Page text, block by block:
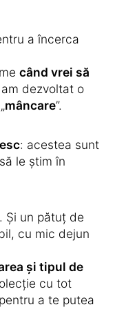
a încerca
când vrei să
am dezvoltat o
mâncare”.
: acestea sunt
le știm în
Și un pătuț de
cu mic dejun
și tipul de
cu tot
a te putea